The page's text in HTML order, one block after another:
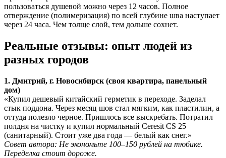
пользоваться душевой можно через 12 часов. Полное
отверждение (полимеризация) по всей глубине шва наступает
через 24 часа. Чем толще слой, тем дольше сохнет.
Реальные отзывы: опыт людей из
разных городов
1. Дмитрий, г. Новосибирск (своя квартира, панельный
дом)
«Купил дешевый китайский герметик в переходе. Заделал
стык поддона. Через месяц шов стал мягким, как пластилин, а
оттуда полезло черное. Пришлось все выскребать. Потратил
полдня на чистку и купил нормальный Ceresit CS 25
(санитарный). Стоит уже два года — белый как снег.»
Совет автора: Не экономьте 100–150 рублей на тюбике.
Переделка стоит дороже.